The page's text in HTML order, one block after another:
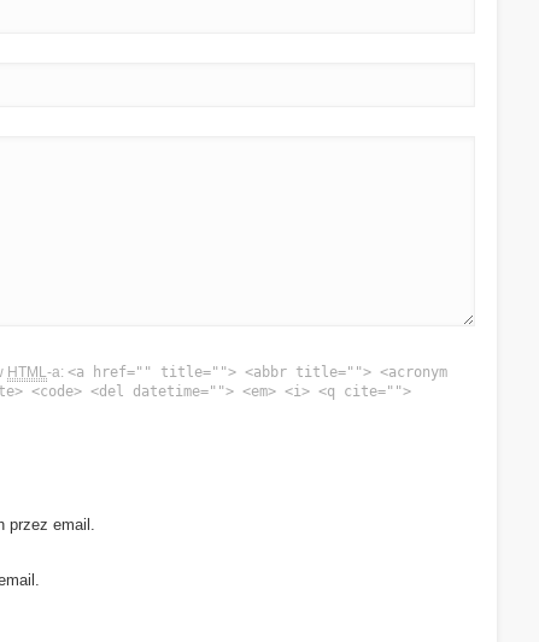
HTML-a:<a href="" title=""> <abbr title=""> <acronym
<code> <del datetime=""> <em> <i> <q cite="">
email.